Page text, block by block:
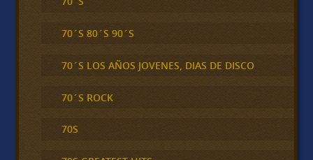
70´S 80´S 90´S
70´S LOS AÑOS JOVENES, DIAS DE DISCO
70´S ROCK
70S